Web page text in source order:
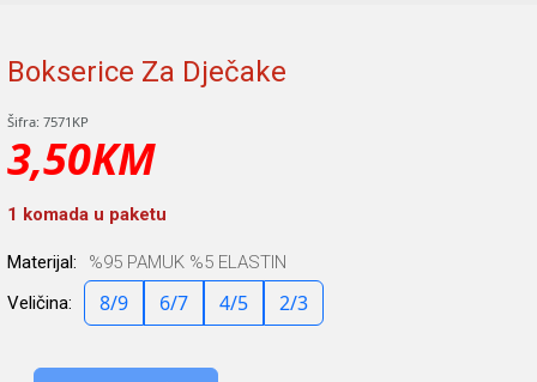
Bokserice Za Dječake
Šifra: 7571KP
3,50KM
1 komada u paketu
Materijal:
%95 PAMUK %5 ELASTIN
Veličina:
8/9 6/7 4/5 2/3